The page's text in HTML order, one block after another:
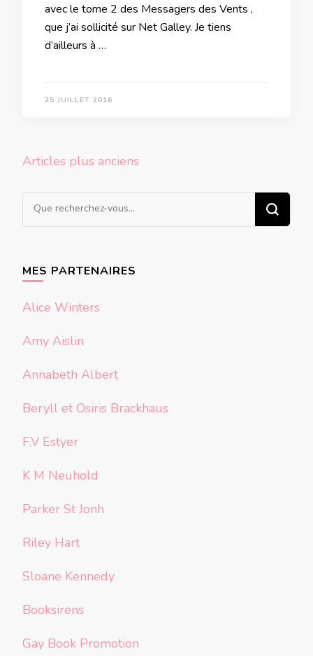
avec le tome 2 des Messagers des Vents ,
que j’ai sollicité sur Net Galley. Je tiens
d’ailleurs à …
25 JUILLET 2016
Navigation
articles
Articles plus anciens
Vous
recherchiez
MES PARTENAIRES
Alice Winters
Amy Aislin
Annabeth Albert
Beryll et Osiris Brackhaus
F.V Estyer
K M Neuhold
Parker St Jonh
Riley Hart
Sloane Kennedy
Booksirens
Gay Book Promotion